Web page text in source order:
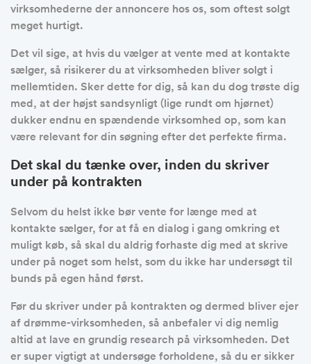
virksomhederne der annoncere hos os, som oftest solgt
meget hurtigt.
Det vil sige, at hvis du vælger at vente med at kontakte
sælger, så risikerer du at virksomheden bliver solgt i
mellemtiden. Sker dette for dig, så kan du dog trøste dig
med, at der højst sandsynligt (lige rundt om hjørnet)
dukker endnu en spændende virksomhed op, som kan
være relevant for din søgning efter det perfekte firma.
Det skal du tænke over, inden du skriver
under på kontrakten
Selvom du helst ikke bør vente for længe med at
kontakte sælger, for at få en dialog i gang omkring et
muligt køb, så skal du aldrig forhaste dig med at skrive
under på noget som helst, som du ikke har undersøgt til
bunds på egen hånd først.
Før du skriver under på kontrakten og dermed bliver ejer
af drømme-virksomheden, så anbefaler vi dig nemlig
altid at lave en grundig research på virksomheden. Det
er super vigtigt at undersøge forholdene, så du er sikker